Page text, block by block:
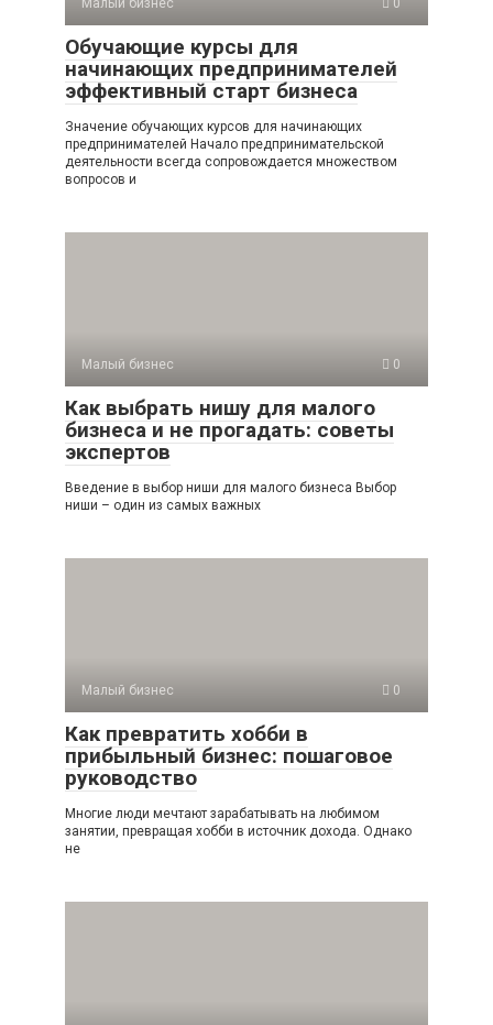
Малый бизнес 0
Обучающие курсы для
начинающих предпринимателей
эффективный старт бизнеса
Значение обучающих курсов для начинающих
предпринимателей Начало предпринимательской
деятельности всегда сопровождается множеством
вопросов и
Малый бизнес 0
Как выбрать нишу для малого
бизнеса и не прогадать: советы
экспертов
Введение в выбор ниши для малого бизнеса Выбор
ниши – один из самых важных
Малый бизнес 0
Как превратить хобби в
прибыльный бизнес: пошаговое
руководство
Многие люди мечтают зарабатывать на любимом
занятии, превращая хобби в источник дохода. Однако
не